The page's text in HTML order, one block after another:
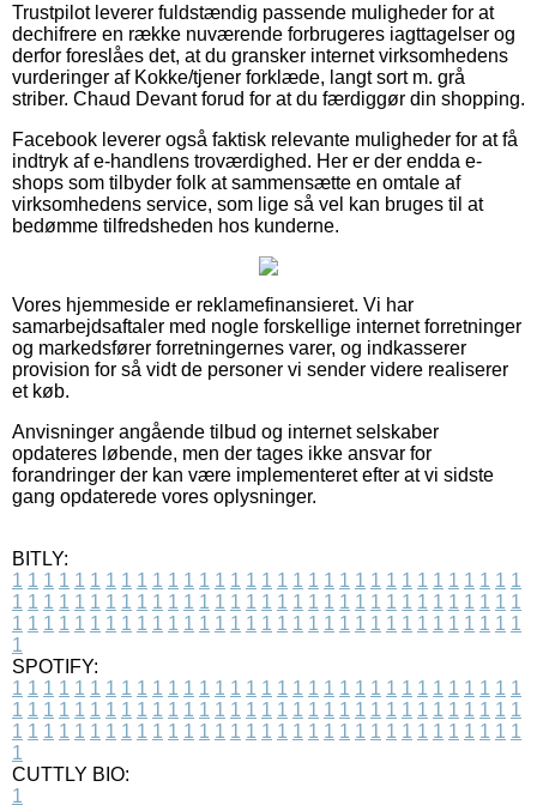
Trustpilot leverer fuldstændig passende muligheder for at
dechifrere en række nuværende forbrugeres iagttagelser og
derfor foreslåes det, at du gransker internet virksomhedens
vurderinger af Kokke/tjener forklæde, langt sort m. grå
striber. Chaud Devant forud for at du færdiggør din shopping.
Facebook leverer også faktisk relevante muligheder for at få
indtryk af e-handlens troværdighed. Her er der endda e-
shops som tilbyder folk at sammensætte en omtale af
virksomhedens service, som lige så vel kan bruges til at
bedømme tilfredsheden hos kunderne.
Vores hjemmeside er reklamefinansieret. Vi har
samarbejdsaftaler med nogle forskellige internet forretninger
og markedsfører forretningernes varer, og indkasserer
provision for så vidt de personer vi sender videre realiserer
et køb.
Anvisninger angående tilbud og internet selskaber
opdateres løbende, men der tages ikke ansvar for
forandringer der kan være implementeret efter at vi sidste
gang opdaterede vores oplysninger.
BITLY:
1 1 1 1 1 1 1 1 1 1 1 1 1 1 1 1 1 1 1 1 1 1 1 1 1 1 1 1 1 1 1 1 1
1 1 1 1 1 1 1 1 1 1 1 1 1 1 1 1 1 1 1 1 1 1 1 1 1 1 1 1 1 1 1 1 1
1 1 1 1 1 1 1 1 1 1 1 1 1 1 1 1 1 1 1 1 1 1 1 1 1 1 1 1 1 1 1 1 1
1
SPOTIFY:
1 1 1 1 1 1 1 1 1 1 1 1 1 1 1 1 1 1 1 1 1 1 1 1 1 1 1 1 1 1 1 1 1
1 1 1 1 1 1 1 1 1 1 1 1 1 1 1 1 1 1 1 1 1 1 1 1 1 1 1 1 1 1 1 1 1
1 1 1 1 1 1 1 1 1 1 1 1 1 1 1 1 1 1 1 1 1 1 1 1 1 1 1 1 1 1 1 1 1
1
CUTTLY BIO:
1